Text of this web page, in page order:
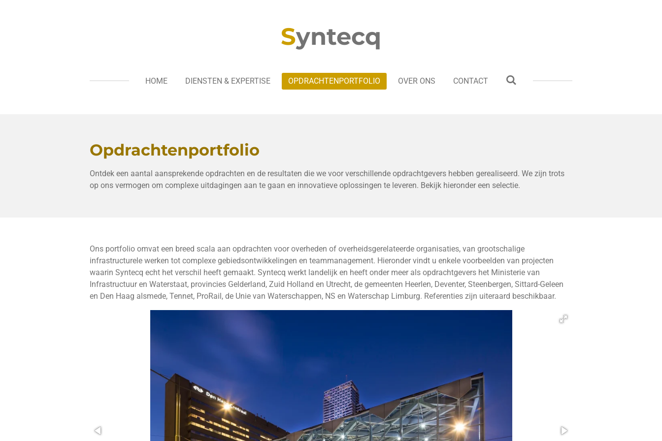
Syntecq
HOME DIENSTEN & EXPERTISE OPDRACHTENPORTFOLIO OVER ONS CONTACT
Opdrachtenportfolio
Ontdek een aantal aansprekende opdrachten en de resultaten die we voor verschillende opdrachtgevers hebben gerealiseerd. We zijn trots
op ons vermogen om complexe uitdagingen aan te gaan en innovatieve oplossingen te leveren. Bekijk hieronder een selectie.
Ons portfolio omvat een breed scala aan opdrachten voor overheden of overheidsgerelateerde organisaties, van grootschalige
infrastructurele werken tot complexe gebiedsontwikkelingen en teammanagement. Hieronder vindt u enkele voorbeelden van projecten
waarin Syntecq echt het verschil heeft gemaakt. Syntecq werkt landelijk en heeft onder meer als opdrachtgevers het Ministerie van
Infrastructuur en Waterstaat, provincies Gelderland, Zuid Holland en Utrecht, de gemeenten Heerlen, Deventer, Steenbergen, Sittard-Geleen
en Den Haag alsmede, Tennet, ProRail, de Unie van Waterschappen, NS en Waterschap Limburg. Referenties zijn uiteraard beschikbaar.